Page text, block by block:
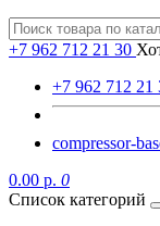
+7 962 712 21 30
+7 962 712 21
compressor-
0.00 р. 0
Список категорий